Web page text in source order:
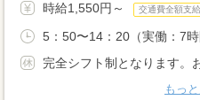
時給1,550円～ 交通費全額支給
5：50〜14：20（実働：7時
完全シフト制となります。
もっ